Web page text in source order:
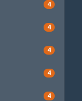
4
4
4
4
4